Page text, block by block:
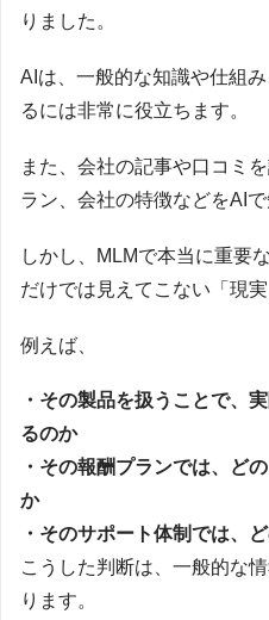
りました。
AIは、一般的な知識や仕組
るには非常に役立ちます。
また、会社の記事や口コミ
ラン、会社の特徴などをAIで
しかし、MLMで本当に重要
だけでは見えてこない「現
例えば、
・その製品を扱うことで、
るのか
・その報酬プランでは、ど
か
・そのサポート体制では、
こうした判断は、一般的な
ります。